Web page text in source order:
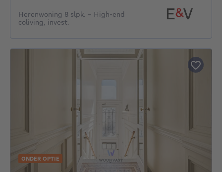
Herenwoning 8 slpk. – High-end
coliving, invest.
ONDER OPTIE